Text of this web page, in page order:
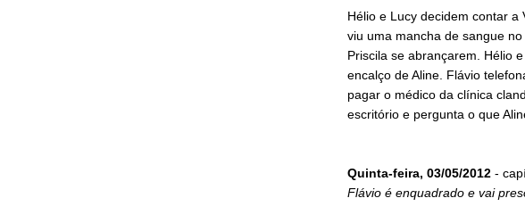
Hélio e Lucy decidem contar a
viu uma mancha de sangue
Priscila se abrançarem. Hélio
encalço de Aline. Flávio
pagar o médico da clínica
escritório e pergunta o que
Quinta-feira, 03/05/2012-
Flávio é enquadrado e vai